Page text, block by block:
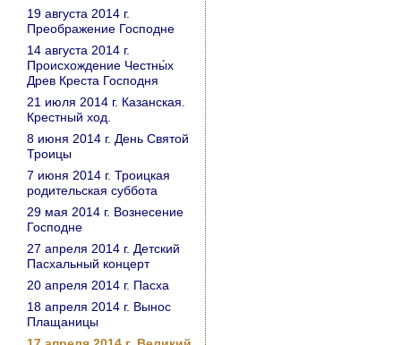
19 августа 2014 г.
Преображение Господне
14 августа 2014 г.
Происхождение Честны́х
Древ Креста Господня
21 июля 2014 г. Казанская.
Крестный ход.
8 июня 2014 г. День Святой
Троицы
7 июня 2014 г. Троицкая
родительская суббота
29 мая 2014 г. Вознесение
Господне
27 апреля 2014 г. Детский
Пасхальный концерт
20 апреля 2014 г. Пасха
18 апреля 2014 г. Вынос
Плащаницы